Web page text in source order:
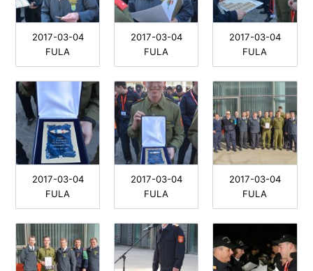
2017-03-04
FULA
2017-03-04
FULA
2017-03-04
FULA
2017-03-04
FULA
2017-03-04
FULA
2017-03-04
FULA